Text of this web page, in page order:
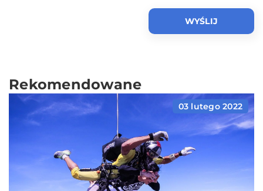
Rekomendowane
03 lutego 2022